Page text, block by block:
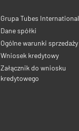
Grupa Tubes International
Dane spółki
Ogólne warunki sprzedaży
Wniosek kredytowy
Załącznik do wniosku
kredytowego